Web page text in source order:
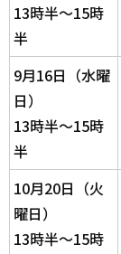
13時半～15時
半
9月16日（水曜
日）
13時半～15時
半
10月20日（火
曜日）
13時半～15時